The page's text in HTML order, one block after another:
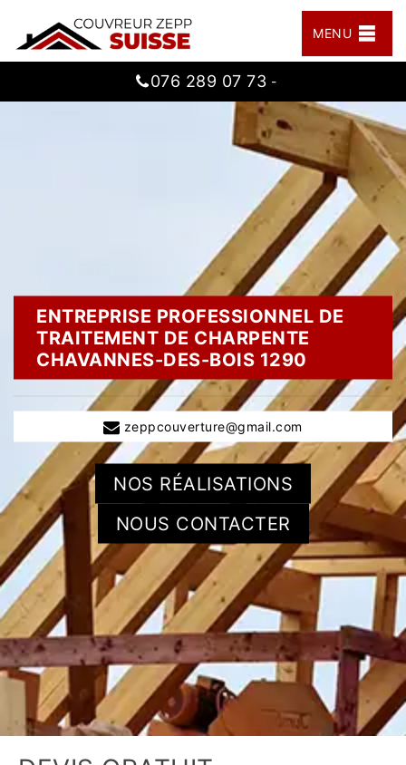
MENU
076 289 07 73 -
ENTREPRISE PROFESSIONNEL DE
TRAITEMENT DE CHARPENTE
CHAVANNES-DES-BOIS 1290
zeppcouverture@gmail.com
NOS RÉALISATIONS
NOUS CONTACTER